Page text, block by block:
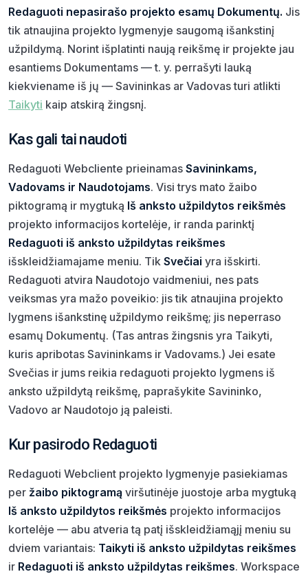
Redaguoti nepasirašo projekto esamų Dokumentų. Jis
tik atnaujina projekto lygmenyje saugomą išankstinį
užpildymą. Norint išplatinti naują reikšmę ir projekte jau
esantiems Dokumentams — t. y. perrašyti lauką
kiekviename iš jų — Savininkas ar Vadovas turi atlikti
Taikyti kaip atskirą žingsnį.
Kas gali tai naudoti
Redaguoti Webcliente prieinamas Savininkams,
Vadovams ir Naudotojams. Visi trys mato žaibo
piktogramą ir mygtuką Iš anksto užpildytos reikšmės
projekto informacijos kortelėje, ir randa parinktį
Redaguoti iš anksto užpildytas reikšmes
išskleidžiamajame meniu. Tik Svečiai yra išskirti.
Redaguoti atvira Naudotojo vaidmeniui, nes pats
veiksmas yra mažo poveikio: jis tik atnaujina projekto
lygmens išankstinę užpildymo reikšmę; jis neperraso
esamų Dokumentų. (Tas antras žingsnis yra Taikyti,
kuris apribotas Savininkams ir Vadovams.) Jei esate
Svečias ir jums reikia redaguoti projekto lygmens iš
anksto užpildytą reikšmę, paprašykite Savininko,
Vadovo ar Naudotojo ją paleisti.
Kur pasirodo Redaguoti
Redaguoti Webclient projekto lygmenyje pasiekiamas
per žaibo piktogramą viršutinėje juostoje arba mygtuką
Iš anksto užpildytos reikšmės projekto informacijos
kortelėje — abu atveria tą patį išskleidžiamąjį meniu su
dviem variantais: Taikyti iš anksto užpildytas reikšmes
ir Redaguoti iš anksto užpildytas reikšmes. Workspace